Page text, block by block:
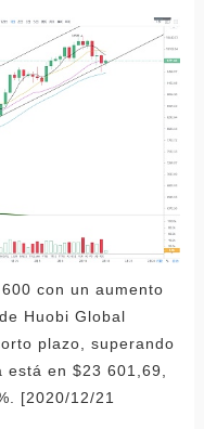
con un aumento
Huobi Global
plazo, superando
en $23 601,69,
[2020/12/21